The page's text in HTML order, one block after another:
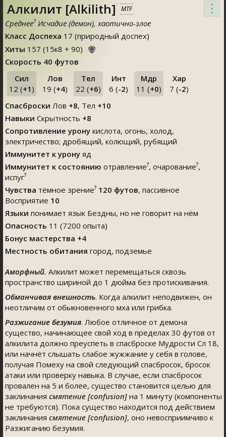
Алкилит [Alkilith] MTF
Среднее?Исчадие (демон), хаотично-злое
Класс Доспеха 17 (природный доспех)
Хиты 157 (15к8 + 90)
Скорость 40 футов
Сил
12 (+1 )
Лов
19 (+4)
Тел
22 (+6)
Инт
6 (-2)
Мдр
11 (+0)
Хар
7 (-2)
Спасброски Лов +8, Тел +10
Навыки Скрытность +8
Сопротивление урону кислота, огонь, холод,
электричество; дробящий, колющий, рубящий
Иммунитет к урону яд
Иммунитет к состоянию отравление?, очарование?,
испуг?
Чувства тёмное зрение? 120 футов, пассивное
Восприятие 10
Языки понимает язык Бездны, но не говорит на нём
Опасность 11 (7200 опыта)
Бонус мастерства +4
Местность обитания город, подземье
Аморфный. Алкилит может перемещаться сквозь
пространство шириной до 1 дюйма без протискивания.
Обманчивая внешность. Когда алкилит неподвижен, он
неотличим от обыкновенного мха или грибка.
Разжигание безумия. Любое отличное от демона
существо, начинающее свой ход в пределах 30 футов от
алкилита должно преуспеть в спасброске Мудрости Сл 18,
или начнёт слышать слабое жужжание у себя в голове,
получая Помеху на свой следующий спасбросок, бросок
атаки или проверку навыка. В случае, если спасбросок
провален на 5 и более, существо становится целью для
заклинания смятение [confusion] на 1 минуту (компоненты
не требуются). Пока существо находится под действием
заклинания смятение [confusion], оно невосприимчиво к
Разжиганию безумия.